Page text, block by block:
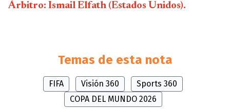
Árbitro: Ismail Elfath (Estados Unidos).
Temas de esta nota
FIFA Visión 360
Sports 360
COPA DEL MUNDO 2026